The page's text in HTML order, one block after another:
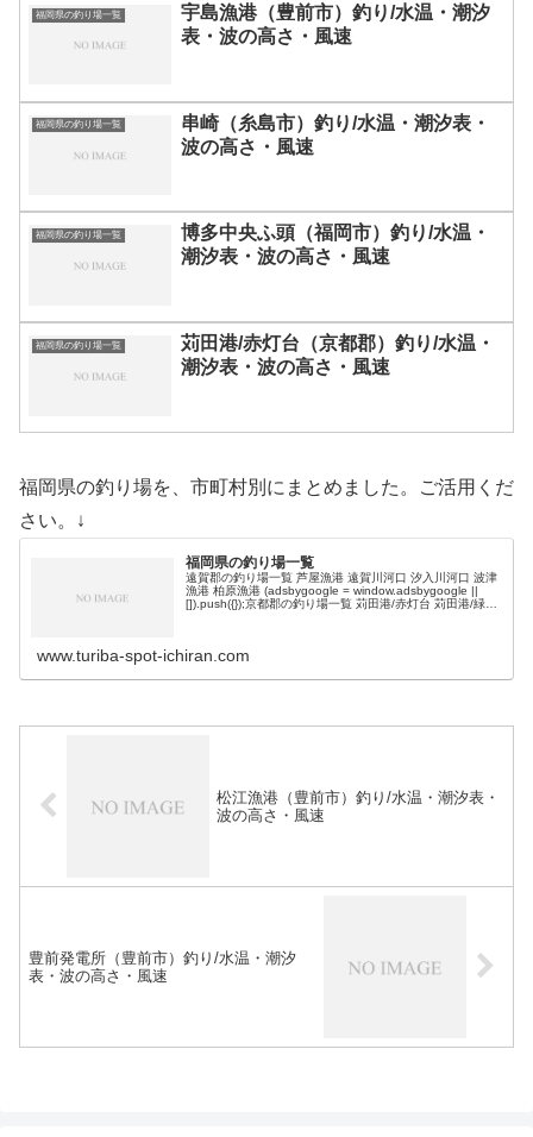
福岡県の釣り場一覧
宇島漁港（豊前市）釣り/水温・潮汐
表・波の高さ・風速
福岡県の釣り場一覧
串崎（糸島市）釣り/水温・潮汐表・
波の高さ・風速
福岡県の釣り場一覧
博多中央ふ頭（福岡市）釣り/水温・
潮汐表・波の高さ・風速
福岡県の釣り場一覧
苅田港/赤灯台（京都郡）釣り/水温・
潮汐表・波の高さ・風速
福岡県の釣り場を、市町村別にまとめました。ご活用くだ
さい。↓
福岡県の釣り場一覧
遠賀郡の釣り場一覧 芦屋漁港 遠賀川河口 汐入川河口 波津
漁港 柏原漁港 (adsbygoogle = window.adsbygoogle ||
[]).push({});京都郡の釣り場一覧 苅田港/赤灯台 苅田港/緑地
www.turiba-spot-ichiran.com
松江漁港（豊前市）釣り/水温・潮汐表・
波の高さ・風速
豊前発電所（豊前市）釣り/水温・潮汐
表・波の高さ・風速